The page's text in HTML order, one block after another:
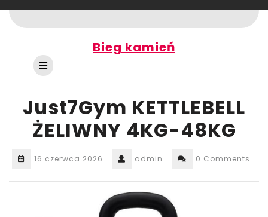
to
content
Bieg kamień
Open
Button
Just7Gym KETTLEBELL
ŻELIWNY 4KG-48KG
16 czerwca 2026 admin 0 Comments